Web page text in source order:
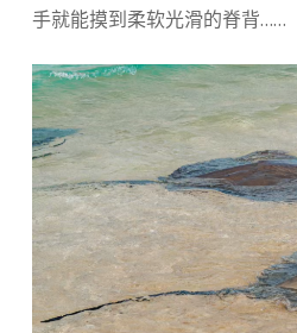
手就能摸到柔软光滑的脊背……